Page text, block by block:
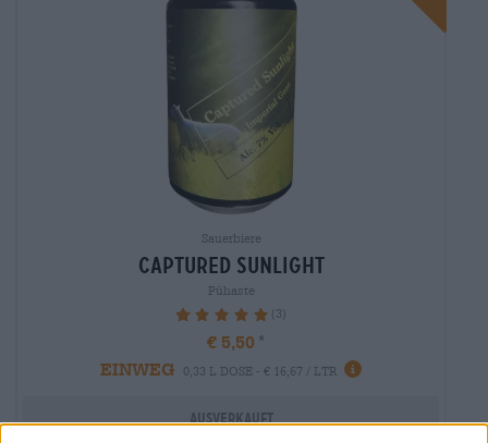
Sauerbiere
captured sunlight
Pühaste
100% (3)
€ 5,50
EINWEG
0,33 L DOSE - € 16,67 / LTR
Ausverkauft